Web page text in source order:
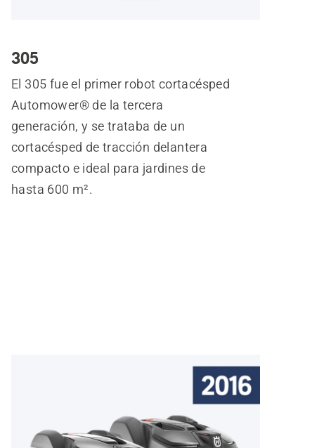
305
El 305 fue el primer robot cortacésped
Automower® de la tercera
generación, y se trataba de un
cortacésped de tracción delantera
compacto e ideal para jardines de
hasta 600 m².